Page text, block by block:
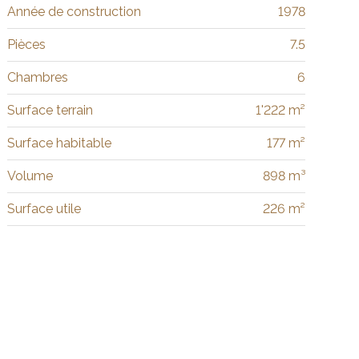
Année de construction 1978
Pièces 7.5
Chambres 6
Surface terrain 1'222 m²
Surface habitable 177 m²
Volume 898 m³
Surface utile 226 m²